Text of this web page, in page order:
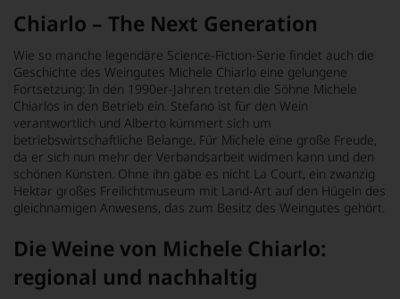
Chiarlo – The Next Generation
Wie so manche legendäre Science-Fiction-Serie findet auch die
Geschichte des Weingutes Michele Chiarlo eine gelungene
Fortsetzung: In den 1990er-Jahren treten die Söhne Michele
Chiarlos in den Betrieb ein. Stefano ist für den Wein
verantwortlich und Alberto kümmert sich um
betriebswirtschaftliche Belange. Für Michele eine große Freude,
da er sich nun mehr der Verbandsarbeit widmen kann und den
schönen Künsten. Ohne ihn gäbe es nicht La Court, ein zwanzig
Hektar großes Freilichtmuseum mit Land-Art auf den Hügeln des
gleichnamigen Anwesens, das zum Besitz des Weingutes gehört.
Die Weine von Michele Chiarlo:
regional und nachhaltig